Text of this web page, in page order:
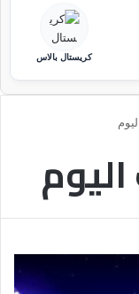
كريستال بالاس